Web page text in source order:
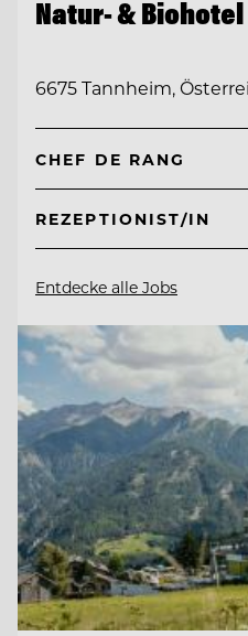
Natur- &
6675 Tannheim,
CHEF DE RANG
REZEPTIONIST/IN
Entdecke alle Jobs